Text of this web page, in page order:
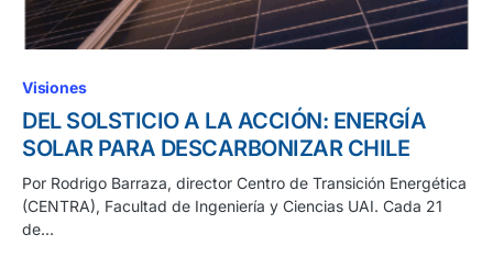
Visiones
DEL SOLSTICIO A LA ACCIÓN: ENERGÍA
SOLAR PARA DESCARBONIZAR CHILE
Por Rodrigo Barraza, director Centro de Transición Energética
(CENTRA), Facultad de Ingeniería y Ciencias UAI. Cada 21
de…